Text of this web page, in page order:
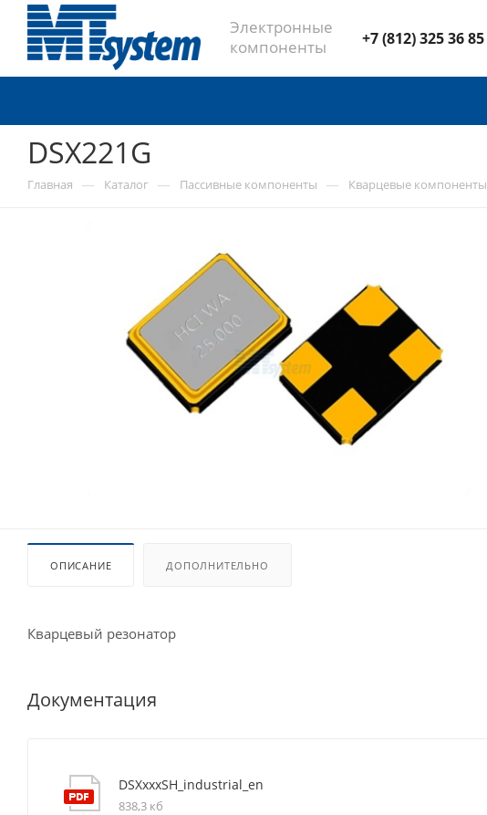
Электронные
компоненты
+7 (812) 325 36 85
DSX221G
Главная — Каталог — Пассивные компоненты — Кварцевые компоненты
ОПИСАНИЕ ДОПОЛНИТЕЛЬНО
Кварцевый резонатор
Документация
DSXxxxSH_industrial_en
838,3 кб